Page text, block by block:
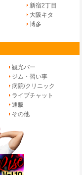
新宿2丁目
大阪キタ
博多
観光バー
ジム・習い事
病院/クリニック
ライブチャット
通販
その他